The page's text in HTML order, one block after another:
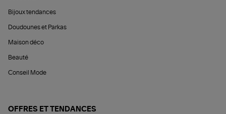
Bijoux tendances
Doudounes et Parkas
Maison déco
Beauté
Conseil Mode
OFFRES ET TENDANCES